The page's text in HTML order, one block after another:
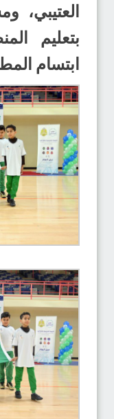
العتيبي،
بتعليم
ابتسام